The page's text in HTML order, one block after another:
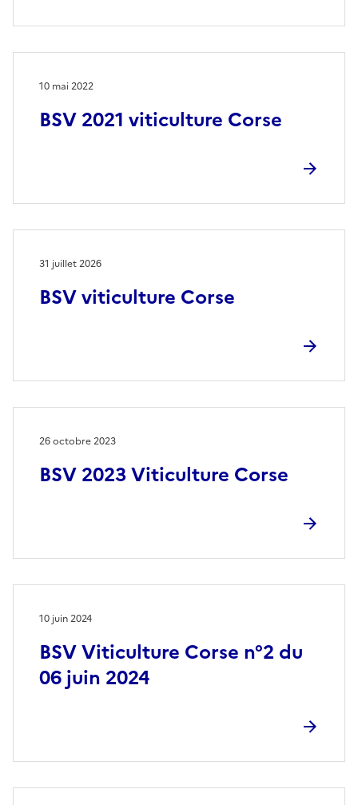
BSV 2021 viticulture Corse
10 mai 2022
BSV viticulture Corse
31 juillet 2026
BSV 2023 Viticulture Corse
26 octobre 2023
BSV Viticulture Corse n°2 du
06 juin 2024
10 juin 2024